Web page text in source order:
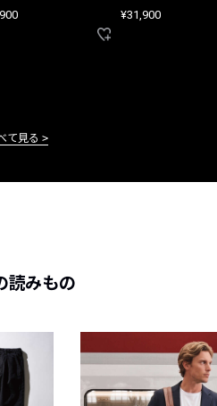
¥31,900
て見る
読みもの